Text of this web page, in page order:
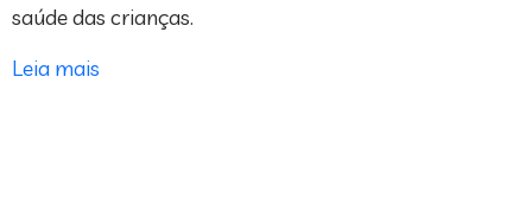
saúde das crianças.
Leia mais